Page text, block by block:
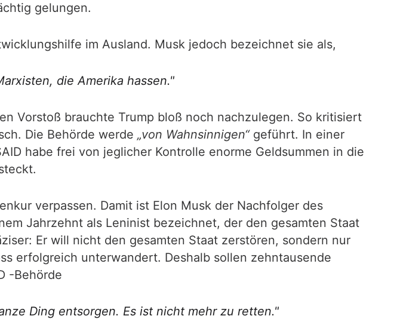
gelungen.
im Ausland. Musk jedoch bezeichnet sie als,
die Amerika hassen."
Vorstoß brauchte Trump bloß noch nachzulegen. So kritisiert
Die Behörde werde „von Wahnsinnigen“ geführt. In einer
habe frei von jeglicher Kontrolle enorme Geldsummen in die
verpassen. Damit ist Elon Musk der Nachfolger des
Jahrzehnt als Leninist bezeichnet, der den gesamten Staat
Er will nicht den gesamten Staat zerstören, sondern nur
erfolgreich unterwandert. Deshalb sollen zehntausende
-Behörde
Ding entsorgen. Es ist nicht mehr zu retten."